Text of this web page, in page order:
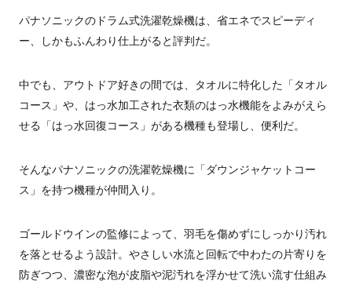
パナソニックのドラム式洗濯乾燥機は、省エネでスピーディ
ー、しかもふんわり仕上がると評判だ。
中でも、アウトドア好きの間では、タオルに特化した「タオル
コース」や、はっ水加工された衣類のはっ水機能をよみがえら
せる「はっ水回復コース」がある機種も登場し、便利だ。
そんなパナソニックの洗濯乾燥機に「ダウンジャケットコー
ス」を持つ機種が仲間入り。
ゴールドウインの監修によって、羽毛を傷めずにしっかり汚れ
を落とせるよう設計。やさしい水流と回転で中わたの片寄りを
防ぎつつ、濃密な泡が皮脂や泥汚れを浮かせて洗い流す仕組み